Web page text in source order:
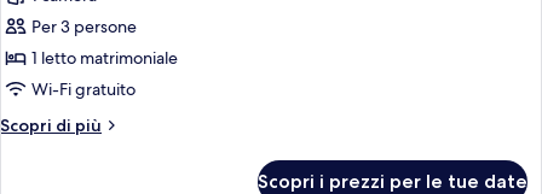
Doppia
Executive
(Ocean
with
Per 3 persone
1 letto matrimoniale
Wi-Fi gratuito
Scopri di più
Altri
Scopri i prezzi per le tue date